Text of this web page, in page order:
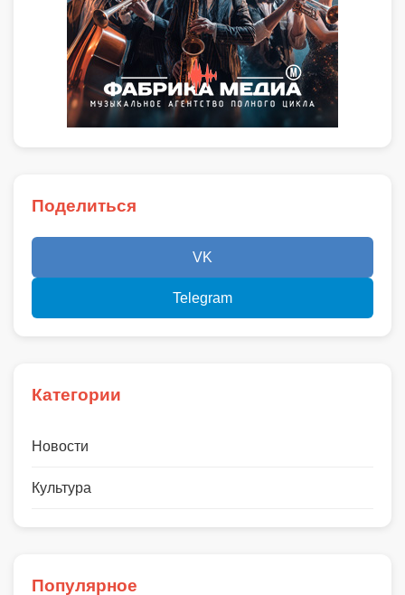
Поделиться
VK
Telegram
Категории
Новости
Культура
Популярное